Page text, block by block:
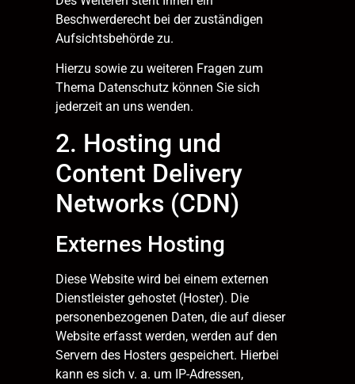
Beschwerderecht bei der zuständigen
Aufsichtsbehörde zu.
Hierzu sowie zu weiteren Fragen zum
Thema Datenschutz können Sie sich
jederzeit an uns wenden.
2. Hosting und
Content Delivery
Networks (CDN)
Externes Hosting
Diese Website wird bei einem externen
Dienstleister gehostet (Hoster). Die
personenbezogenen Daten, die auf dieser
Website erfasst werden, werden auf den
Servern des Hosters gespeichert. Hierbei
kann es sich v. a. um IP-Adressen,